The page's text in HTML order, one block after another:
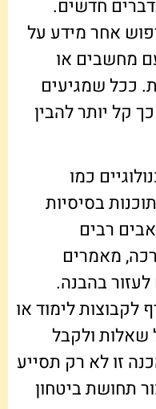
חדשים.
אחר מידע על
מחשבים או
ככל שמגיעים
קל יותר להבין
כמו
בסיסיות
רבים
מאמרים
בהבנה.
לקבוצות לימוד או
שאלות ולקבל
זו לא רק תסייע
תחושת ביטחון